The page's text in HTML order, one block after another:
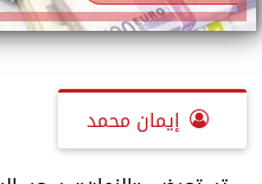
إيمان محمد